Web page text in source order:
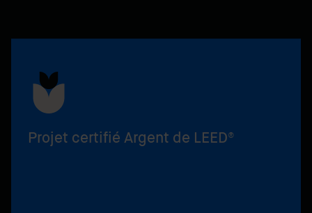
Projet certifié Argent de LEED®